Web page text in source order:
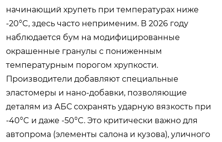
начинающий хрупеть при температурах ниже
-20°C, здесь часто неприменим. В 2026 году
наблюдается бум на модифицированные
окрашенные гранулы с пониженным
температурным порогом хрупкости.
Производители добавляют специальные
эластомеры и нано-добавки, позволяющие
деталям из АБС сохранять ударную вязкость при
-40°C и даже -50°C. Это критически важно для
автопрома (элементы салона и кузова), уличного